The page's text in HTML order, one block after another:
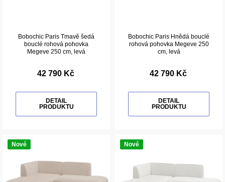
Bobochic Paris Tmavě šedá
bouclé rohová pohovka
Megeve 250 cm, levá
42 790 Kč
DETAIL
PRODUKTU
Bobochic Paris Hnědá bouclé
rohová pohovka Megeve 250
cm, levá
42 790 Kč
DETAIL
PRODUKTU
Nové Nové